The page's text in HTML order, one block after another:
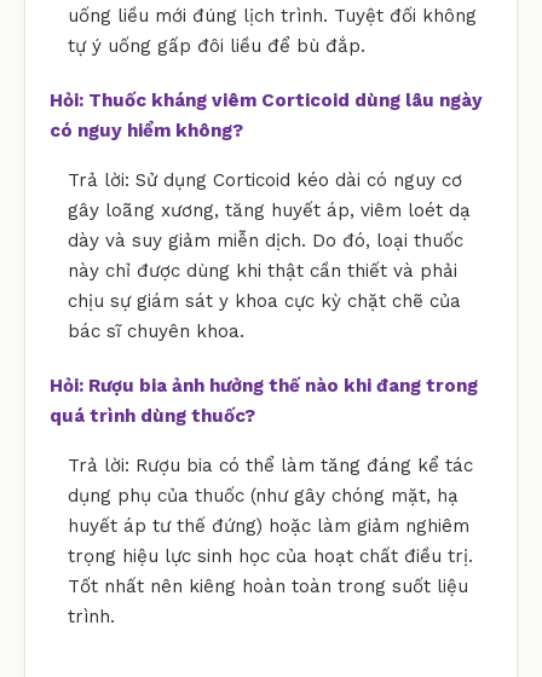
uống liều mới đúng lịch trình. Tuyệt đối không
tự ý uống gấp đôi liều để bù đắp.
Hỏi: Thuốc kháng viêm Corticoid dùng lâu ngày
có nguy hiểm không?
Trả lời: Sử dụng Corticoid kéo dài có nguy cơ
gây loãng xương, tăng huyết áp, viêm loét dạ
dày và suy giảm miễn dịch. Do đó, loại thuốc
này chỉ được dùng khi thật cần thiết và phải
chịu sự giám sát y khoa cực kỳ chặt chẽ của
bác sĩ chuyên khoa.
Hỏi: Rượu bia ảnh hưởng thế nào khi đang trong
quá trình dùng thuốc?
Trả lời: Rượu bia có thể làm tăng đáng kể tác
dụng phụ của thuốc (như gây chóng mặt, hạ
huyết áp tư thế đứng) hoặc làm giảm nghiêm
trọng hiệu lực sinh học của hoạt chất điều trị.
Tốt nhất nên kiêng hoàn toàn trong suốt liệu
trình.